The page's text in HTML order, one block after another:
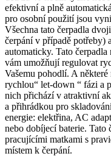
efektivní a plně
pro osobní použití jsou
Všechna tato čerpadla
čerpání v případě potřeby)
automaticky. Tato
vám umožňují regulovat
Vašemu pohodlí. A
rychlou“ let-down “ fázi a
nich přichází v atraktivní
a přihrádkou pro
energie: elektřina, AC
nebo dobíjecí baterie. Tato
pracujícími matkami s
místem k čerpání.